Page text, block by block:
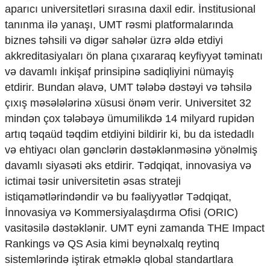
aparıcı universitetləri sırasına daxil edir. İnstitusional
tanınma ilə yanaşı, UMT rəsmi platformalarında
biznes təhsili və digər sahələr üzrə əldə etdiyi
akkreditasiyaları ön plana çıxararaq keyfiyyət təminatı
və davamlı inkişaf prinsipinə sadiqliyini nümayiş
etdirir. Bundan əlavə, UMT tələbə dəstəyi və təhsilə
çıxış məsələlərinə xüsusi önəm verir. Universitet 32
mindən çox tələbəyə ümumilikdə 14 milyard rupidən
artıq təqaüd təqdim etdiyini bildirir ki, bu da istedadlı
və ehtiyacı olan gənclərin dəstəklənməsinə yönəlmiş
davamlı siyasəti əks etdirir. Tədqiqat, innovasiya və
ictimai təsir universitetin əsas strateji
istiqamətlərindəndir və bu fəaliyyətlər Tədqiqat,
İnnovasiya və Kommersiyalaşdırma Ofisi (ORIC)
vasitəsilə dəstəklənir. UMT eyni zamanda THE Impact
Rankings və QS Asia kimi beynəlxalq reytinq
sistemlərində iştirak etməklə qlobal standartlara